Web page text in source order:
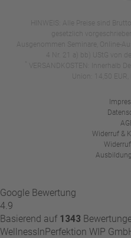
HINWEIS: Alle Preise sind
gesetzlich
Ausgenommen Seminare, Online-
4 Nr. 21 a) bb) UStG von
VERSANDKOSTEN: Innerhalb
Union: 14,50
Widerruf &
Google Bewertung
4.9
Basierend auf 1343
WellnessInPerfektion WIP